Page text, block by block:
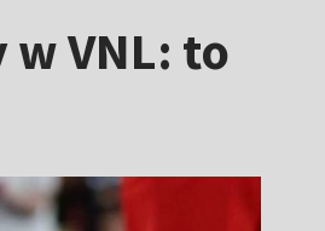
VNL: to